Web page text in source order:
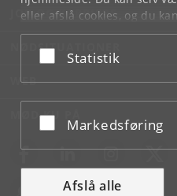
eller afslå cookies, og du
underCookie- og
bunden af hver side.
Acceptér eller afslå
Statistik
Acceptér eller afslå
Markedsføring
Afslå alle
JOB OG KARRIERE
NØDSITUATIONER
WEB
MØD KU PÅ